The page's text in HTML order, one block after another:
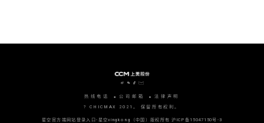
热线电话 公司邮箱 法律声明
? CHICMAX 2021。 保留所有权利。
星空官方端网站登录入口-星空xingkong（中国）版权所有 沪ICP备15047150号-3